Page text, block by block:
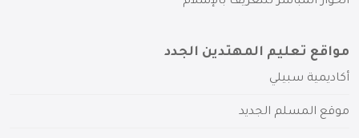
مواقع تعليم المهتدين الجدد
أكاديمية سبيلي
موقع المسلم الجديد